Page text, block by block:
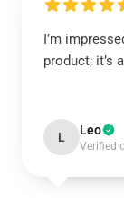
I’m
product; it’s
L Leo
Verified